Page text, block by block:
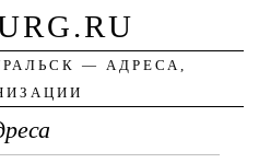
— АДРЕСА,